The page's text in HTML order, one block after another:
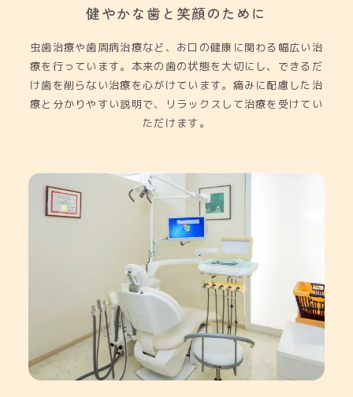
健やかな歯と笑顔のために
虫歯治療や歯周病治療など、お口の健康に関わる幅広い治
療を行っています。本来の歯の状態を大切にし、できるだ
け歯を削らない治療を心がけています。痛みに配慮した治
療と分かりやすい説明で、リラックスして治療を受けてい
ただけます。